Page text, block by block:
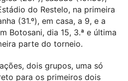
do Restelo, na primeira
(31.º), em casa, a 9, e a
Botosani, dia 15, 3.ª e última
parte do torneio.
dois grupos, uma só
para os primeiros dois